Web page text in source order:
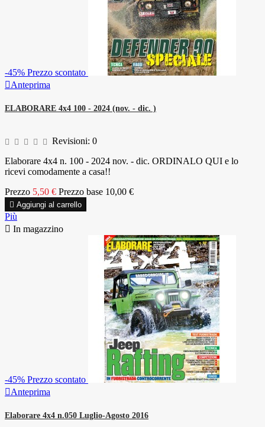
-45% Prezzo scontato
Anteprima
ELABORARE 4x4 100 - 2024 (nov. - dic. )
Revisioni: 0
Elaborare 4x4 n. 100 - 2024 nov. - dic. ORDINALO QUI e lo
ricevi comodamente a casa!!
Prezzo 5,50 € Prezzo base 10,00 €
 Aggiungi al carrello
Più
 In magazzino
-45% Prezzo scontato
Anteprima
Elaborare 4x4 n.050 Luglio-Agosto 2016